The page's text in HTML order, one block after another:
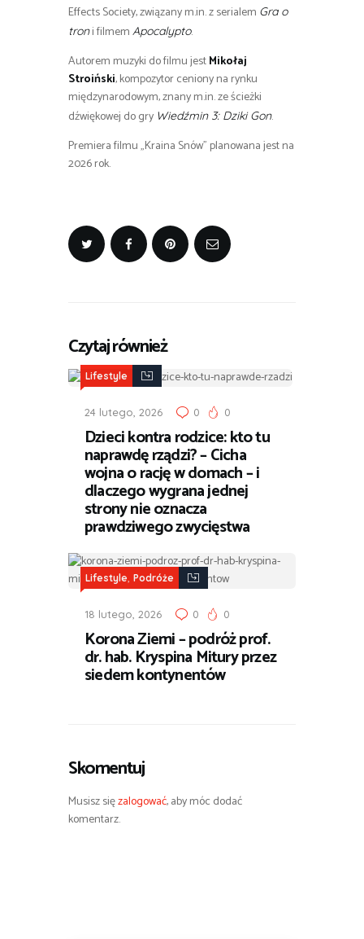
Effects Society, związany m.in. z serialem Gra o
troni filmem Apocalypto.
Autorem muzyki do filmu jestMikołaj
Stroiński, kompozytor ceniony na rynku
międzynarodowym, znany m.in. ze ścieżki
dźwiękowej do gry Wiedźmin 3: Dziki Gon.
Premiera filmu „Kraina Snów” planowana jest na
2026 rok.
Czytaj również
Lifestyle
24 lutego, 2026 0 0
Dzieci kontra rodzice: kto tu
naprawdę rządzi? – Cicha
wojna o rację w domach – i
dlaczego wygrana jednej
strony nie oznacza
prawdziwego zwycięstwa
Lifestyle, Podróże
18 lutego, 2026 0 0
Korona Ziemi – podróż prof.
dr. hab. Kryspina Mitury przez
siedem kontynentów
Skomentuj
Musisz sięzalogować, aby móc dodać
komentarz.